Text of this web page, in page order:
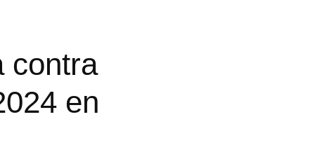
contra
en